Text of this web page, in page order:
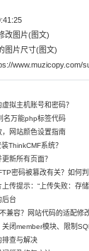
改图片(图文)
图片尺寸(图文)
www.muzicopy.com/
拟主机账号和密码？
名万能php标签代码
网站颜色设置指南
ThinkCMF系统？
新所有页面？
密码被篡改有关？如何判
传提示：“上传失败：存
后台
兼容？网站代码的适配修改
闭member模块、限制
排查与解决